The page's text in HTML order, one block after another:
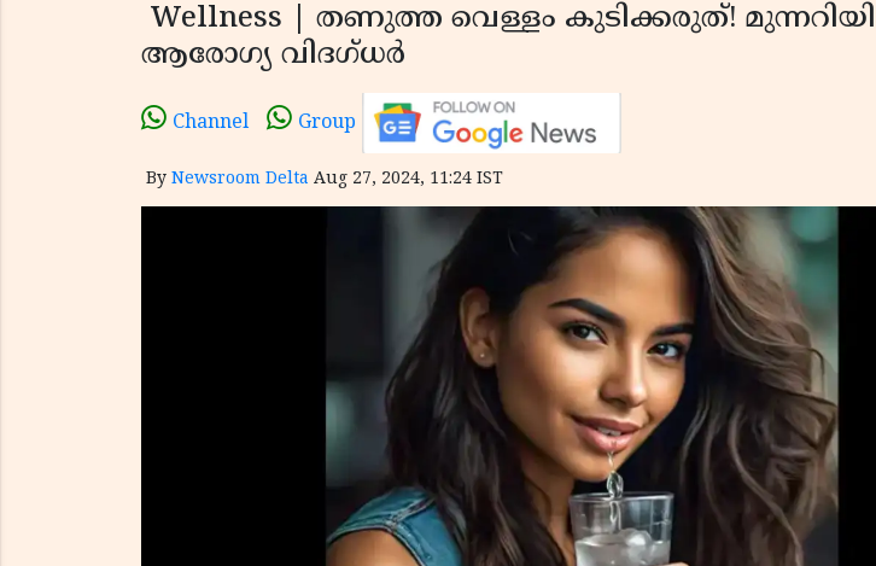
Wellness | തണുത്ത വെള്ളം കുടിക്കരുത്!
ആരോഗ്യ വിദഗ്ധർ
Channel Group
By Newsroom Delta Aug 27, 2024, 11:24 IST